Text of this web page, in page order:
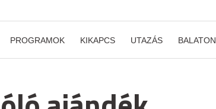
PROGRAMOK KIKAPCS UTAZÁS BALATON